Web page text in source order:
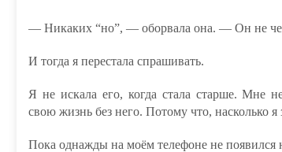
— Никаких “но”, — оборвала она. — Он не
И тогда я перестала спрашивать.
Я не искала его, когда стала старше. Мне
свою жизнь без него. Потому что, насколько я
Пока однажды на моём телефоне не появился